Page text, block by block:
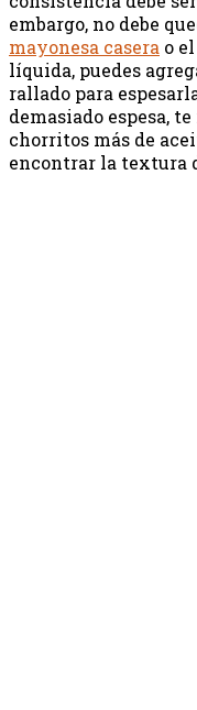
embargo, no debe
mayonesa casera o el
líquida, puedes
rallado para
demasiado espesa,
chorritos más de
encontrar la textura